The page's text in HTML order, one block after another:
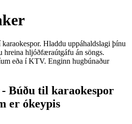
Hladdu uppáhaldslagi þínu
hreina hljóðfæraútgáfu án söngs.
eða í KTV. Enginn hugbúnaður
Búðu til karaokespor
er ókeypis